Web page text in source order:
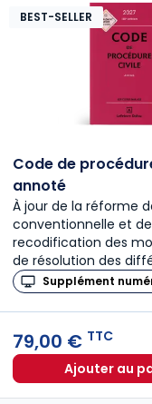
limitée à 37,00
BEST-SELLER
Code de
annoté
À jour de la réforme
conventionnelle et
recodification des
de résolution des
Supplément
79,00 € TTC
Ajouter au